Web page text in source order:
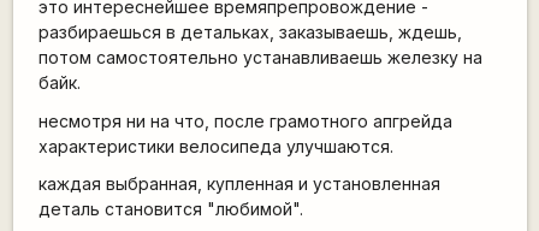
это интереснейшее времяпрепровождение -
разбираешься в детальках, заказываешь, ждешь,
потом самостоятельно устанавливаешь железку на
байк.
несмотря ни на что, после грамотного апгрейда
характеристики велосипеда улучшаются.
каждая выбранная, купленная и установленная
деталь становится "любимой".